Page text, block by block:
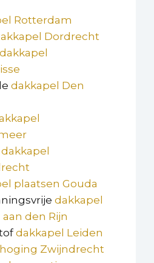
Rotterdam
Dordrecht
dakkapel
dakkapel Den
dakkapel
plaatsen Gouda
dakkapel
den Rijn
dakkapel Leiden
Zwijndrecht